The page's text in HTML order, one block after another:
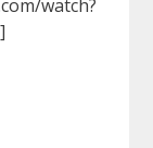
watch?